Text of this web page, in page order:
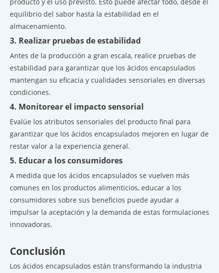
equilibrio del sabor hasta la estabilidad en el
almacenamiento.
3. Realizar pruebas de estabilidad
Antes de la producción a gran escala, realice pruebas de
estabilidad para garantizar que los ácidos encapsulados
mantengan su eficacia y cualidades sensoriales en diversas
condiciones.
4. Monitorear el impacto sensorial
Evalúe los atributos sensoriales del producto final para
garantizar que los ácidos encapsulados mejoren en lugar de
restar valor a la experiencia general.
5. Educar a los consumidores
A medida que los ácidos encapsulados se vuelven más
comunes en los productos alimenticios, educar a los
consumidores sobre sus beneficios puede ayudar a
impulsar la aceptación y la demanda de estas formulaciones
innovadoras.
Conclusión
Los ácidos encapsulados están transformando la industria